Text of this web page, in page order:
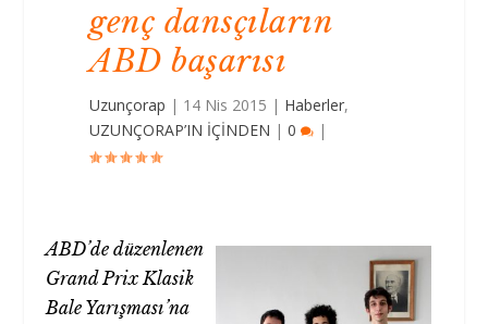
genç dansçıların
ABD başarısı
Uzunçorap | 14 Nis 2015 | Haberler,
UZUNÇORAP’IN İÇİNDEN |0 |
ABD’de düzenlenen
Grand Prix Klasik
Bale Yarışması’na